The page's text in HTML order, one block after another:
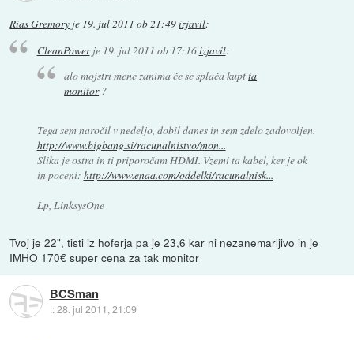
Rias Gremory je 19. jul 2011 ob 21:49izjavil:
CleanPowerje 19. jul 2011 ob 17:16izjavil:
alo mojstri mene zanima če se splača kuptta
monitor?
Tega sem naročil v nedeljo, dobil danes in sem zdelo zadovoljen.
http://www.bigbang.si/racunalnistvo/mon...
Slika je ostra in ti priporočam HDMI. Vzemi ta kabel, ker je ok
in poceni: http://www.enaa.com/oddelki/racunalnisk...
Lp, LinksysOne
Tvoj je 22", tisti iz hoferja pa je 23,6 kar ni nezanemarljivo in je
IMHO 170€ super cena za tak monitor
BCSman
::28. jul 2011, 21:09